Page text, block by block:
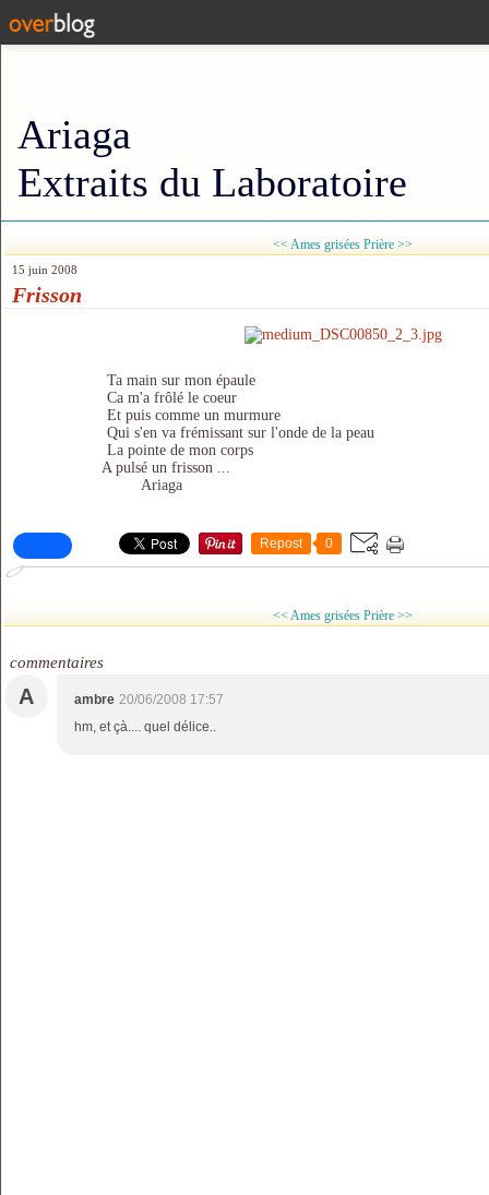
Ariaga
Extraits du Laboratoire
<< Ames grisées Prière >>
15 juin 2008
Frisson
Ta main sur mon épaule
Ca m'a frôlé le coeur
Et puis comme un murmure
Qui s'en va frémissant sur l'onde de la peau
La pointe de mon corps
A pulsé un frisson ...
Ariaga
Repost 0
<< Ames grisées Prière >>
commentaires
A ambre 20/06/2008 17:57
hm, et çà.... quel délice..